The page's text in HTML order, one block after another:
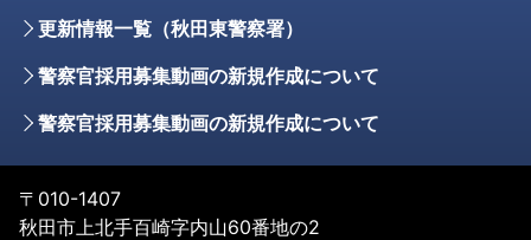
更新情報一覧（秋田東警察署）
警察官採用募集動画の新規作成について
警察官採用募集動画の新規作成について
〒010-1407
秋田市上北手百崎字内山60番地の2